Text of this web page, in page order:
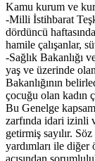
Kamu kurum ve
-Milli İstihbarat
dördüncü
hamile çalışanlar,
-Sağlık Bakanlığı
yaş ve üzerinde
Bakanlığının
çocuğu olan kadın
Bu Genelge
zarfında idari izinli
getirmiş sayılır.
yardımları ile